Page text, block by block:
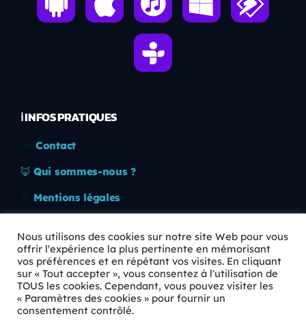
ℹ️ INFOS PRATIQUES
Contact
🦊 Qui sommes-nous ?
Mentions légales
🛡️ RGPD
Copyright © 2026 Animkids. Tous droits réservés.
Nous utilisons des cookies sur notre site Web pour vous
offrir l'expérience la plus pertinente en mémorisant
vos préférences et en répétant vos visites. En cliquant
sur « Tout accepter », vous consentez à l'utilisation de
TOUS les cookies. Cependant, vous pouvez visiter les
« Paramètres des cookies » pour fournir un
consentement contrôlé.